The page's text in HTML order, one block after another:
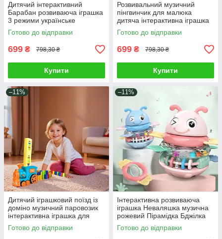
Дитячий інтерактивний
Барабан розвиваюча іграшка
3 режими українське
озвучення вивчення букв
цифр пісні мелодії
Готово до відправки
699 ₴ 798,30 ₴
Купити
Розвивальний музичний
пінгвинчик для малюка
дитяча інтерактивна іграшка
їздить світло звук серцебиття
співає
Готово до відправки
699 ₴ 798,30 ₴
Купити
–11%
Дитячий іграшковий поїзд із
доміно музичний паровозик
інтерактивна іграшка для
малюків світло звук мелодії
Готово до відправки
–11%
Інтерактивна розвиваюча
іграшка Неваляшка музична
рожевий Пірамідка Бджілка
брязкальце з прорізувачем
Готово до відправки